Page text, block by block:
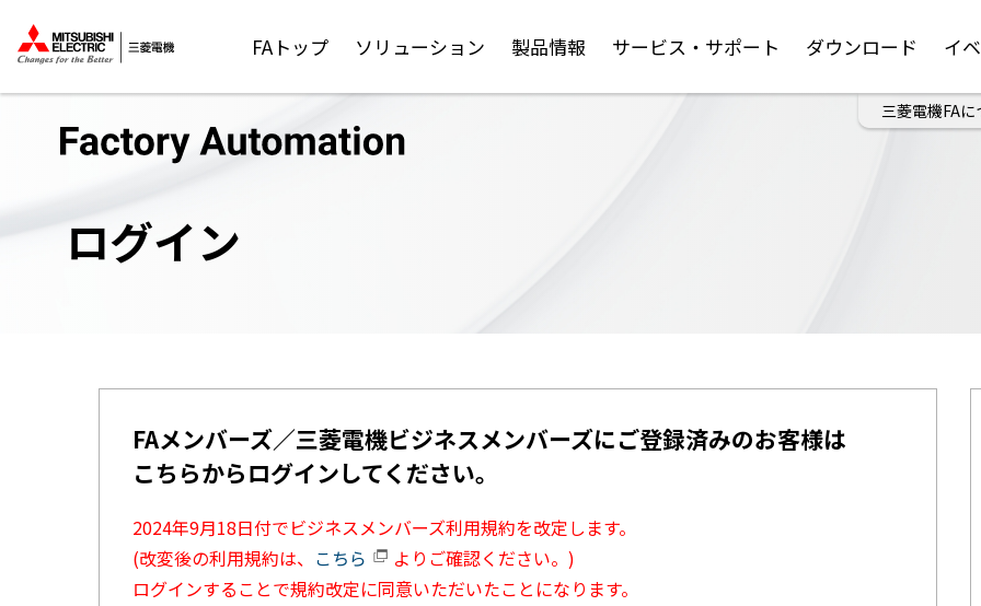
FAトップ ソリューション 製品情報 サービス・サポート ダウンロード イ
三菱電機FAに
ログイン
FAメンバーズ／三菱電機ビジネスメンバーズにご登録済みのお客様は
こちらからログインしてください。
2024年9月18日付でビジネスメンバーズ利用規約を改定します。
(改変後の利用規約は、 こちら
よりご確認ください。)
ログインすることで規約改定に同意いただいたことになります。